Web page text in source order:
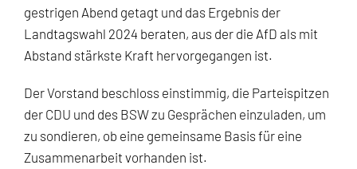
gestrigen Abend getagt und das Ergebnis der
Landtagswahl 2024 beraten, aus der die AfD als mit
Abstand stärkste Kraft hervorgegangen ist.
Der Vorstand beschloss einstimmig, die Parteispitzen
der CDU und des BSW zu Gesprächen einzuladen, um
zu sondieren, ob eine gemeinsame Basis für eine
Zusammenarbeit vorhanden ist.